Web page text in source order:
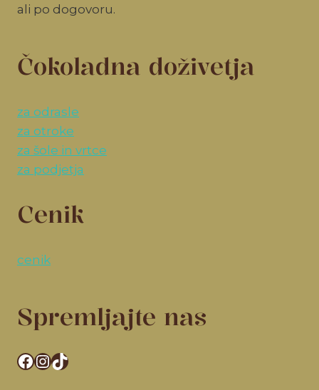
ali po dogovoru.
Čokoladna doživetja
za odrasle
za otroke
za šole in vrtce
za podjetja
Cenik
cenik
Spremljajte nas
Facebook
Instagram
TikTok